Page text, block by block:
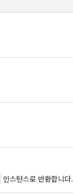
인스턴스로 반환합니다.